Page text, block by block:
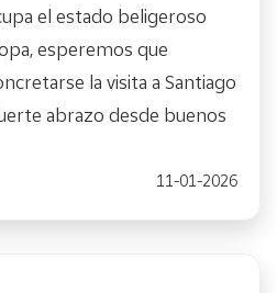
el estado beligeroso
esperemos que
la visita a Santiago
abrazo desde buenos
11-01-2026